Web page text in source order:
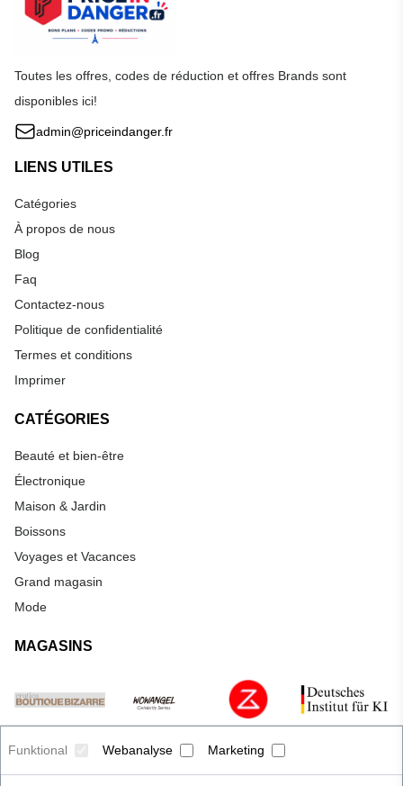
Funktional Webanalyse Marketing
Toutes les offres, codes de réduction et offres Brands sont
disponibles ici!
admin@priceindanger.fr
LIENS UTILES
Catégories
À propos de nous
Blog
Faq
Contactez-nous
Politique de confidentialité
Termes et conditions
Imprimer
CATÉGORIES
Beauté et bien-être
Électronique
Maison & Jardin
Boissons
Voyages et Vacances
Grand magasin
Mode
MAGASINS